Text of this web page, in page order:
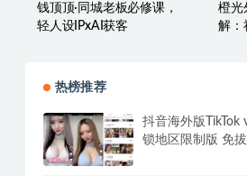
钱顶顶·同城老板必修课，
轻人设IPxAI获客
橙光
解：
热榜推荐
抖音海外版TikTok
锁地区限制版 免